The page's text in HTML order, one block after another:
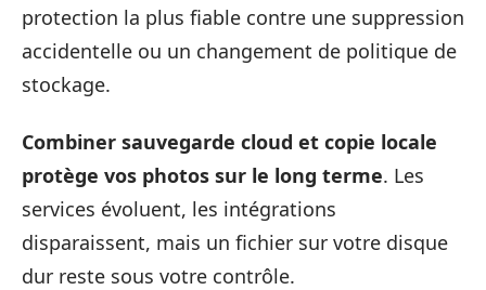
protection la plus fiable contre une suppression
accidentelle ou un changement de politique de
stockage.
Combiner sauvegarde cloud et copie locale
protège vos photos sur le long terme. Les
services évoluent, les intégrations
disparaissent, mais un fichier sur votre disque
dur reste sous votre contrôle.